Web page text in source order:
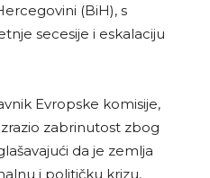
(BiH), s
secesije i eskalaciju
Evropske komisije,
zabrinutost zbog
da je zemlja
i političku krizu,